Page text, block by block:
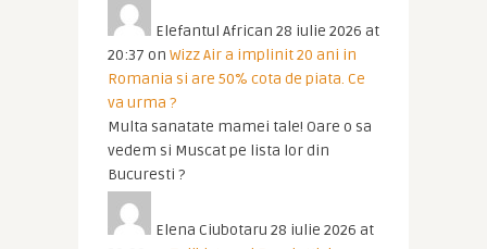
Elefantul African 28 iulie 2026 at
20:37 on Wizz Air a implinit 20 ani in
Romania si are 50% cota de piata. Ce
va urma ?
Multa sanatate mamei tale! Oare o sa
vedem si Muscat pe lista lor din
Bucuresti ?
Elena Ciubotaru 28 iulie 2026 at